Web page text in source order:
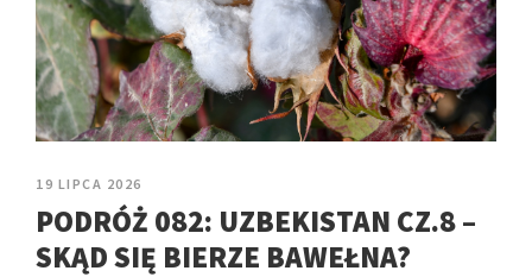
19 LIPCA 2026
PODRÓŻ 082: UZBEKISTAN CZ.8 –
SKĄD SIĘ BIERZE BAWEŁNA?